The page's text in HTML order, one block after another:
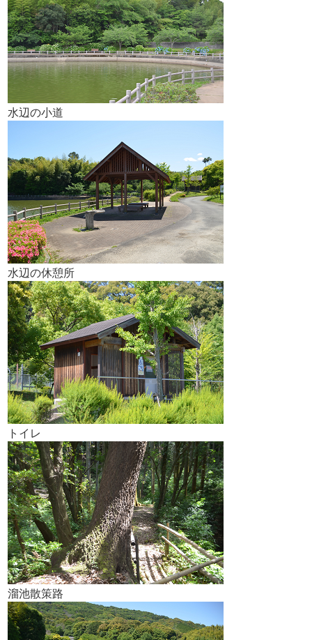
水辺の小道
水辺の休憩所
トイレ
溜池散策路